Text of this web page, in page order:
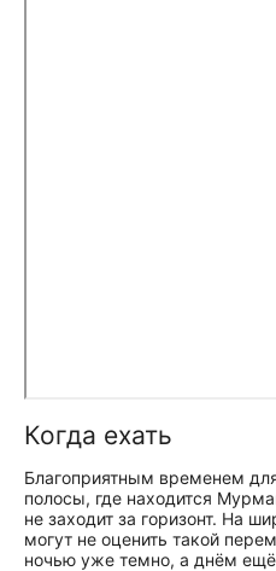
Когда ехать
Благоприятным временем
полосы, где находится
не заходит за горизонт. На
могут не оценить такой
ночью уже темно, а днём ещё